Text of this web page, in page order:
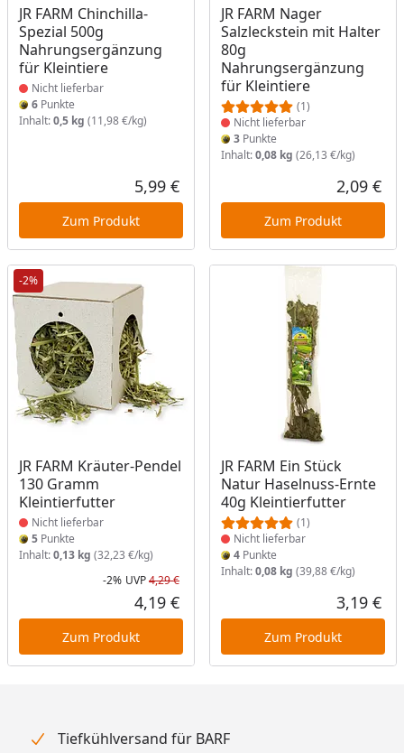
JR FARM Chinchilla-
Spezial 500g
Nahrungsergänzung
für Kleintiere
Produkt nicht lieferbar
Nicht lieferbar
6 Punkte
Inhalt:0,5 kg (11,98 €/kg)
Aktueller Preis
5,99 €
Zum Produkt
JR FARM Nager
Salzleckstein mit Halter
80g
Nahrungsergänzung
für Kleintiere
(1)
Produkt nicht lieferbar
Nicht lieferbar
3Punkte
Inhalt:0,08 kg (26,13 €/kg)
2,09 €
Zum Produkt
-2%
JR FARM Kräuter-Pendel
130 Gramm
Kleintierfutter
Produkt nicht lieferbar
Nicht lieferbar
5 Punkte
Inhalt:0,13 kg (32,23 €/kg)
Rabatt in Prozent
-2%
Ursprünglicher Preis
UVP4,29 €
Aktueller Preis
4,19 €
Zum Produkt
JR FARM Ein Stück
Natur Haselnuss-Ernte
40g Kleintierfutter
(1)
Produkt nicht lieferbar
Nicht lieferbar
4Punkte
Inhalt:0,08 kg (39,88 €/kg)
3,19 €
Zum Produkt
Tiefkühlversand für BARF